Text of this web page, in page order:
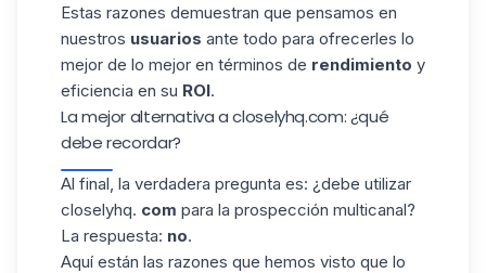
Estas razones demuestran que pensamos en
nuestros usuarios ante todo para ofrecerles lo
mejor de lo mejor en términos de rendimiento y
eficiencia en su ROI.
La mejor alternativa a closelyhq.com: ¿qué
debe recordar?
Al final, la verdadera pregunta es: ¿debe utilizar
closelyhq. com para la prospección multicanal?
La respuesta: no.
Aquí están las razones que hemos visto que lo